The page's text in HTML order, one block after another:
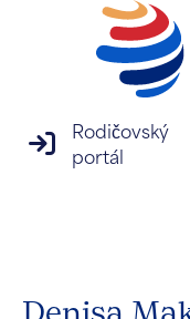
přihlášení na
Rodičovský
portál